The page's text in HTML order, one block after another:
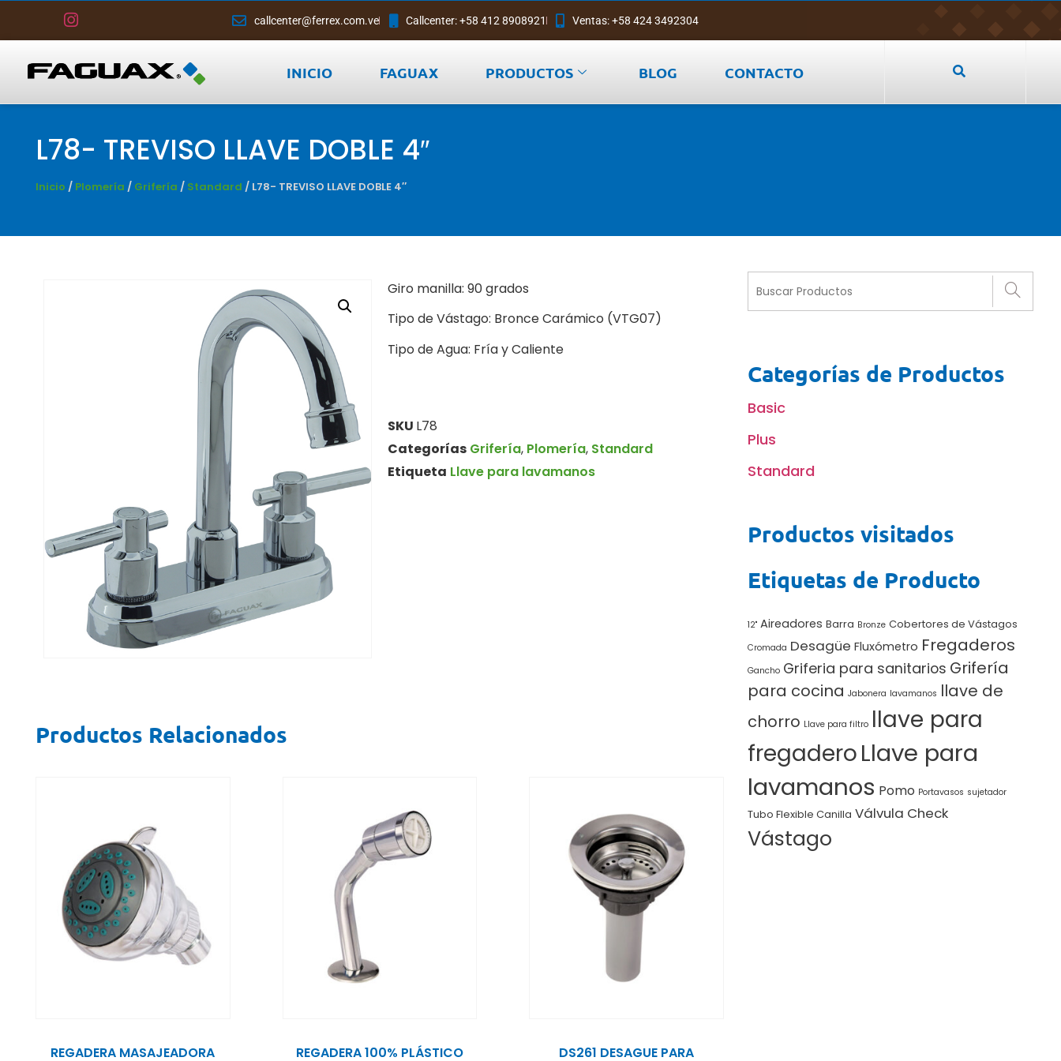
callcenter@ferrex.com.ve Callcenter: +58 412 8908921 Ventas: +58 424 3492304
INICIO FAGUAX PRODUCTOS BLOG CONTACTO
L78- TREVISO LLAVE DOBLE 4″
Inicio / Plomería / Grifería / Standard / L78- TREVISO LLAVE DOBLE 4″
Giro manilla: 90 grados
Tipo de Vástago: Bronce Carámico (VTG07)
Tipo de Agua: Fría y Caliente
SKU L78
Categorías Grifería, Plomería, Standard
Etiqueta Llave para lavamanos
Productos Relacionados
REGADERA MASAJEADORA
REGADERA 100% PLÁSTICO
DS261 DESAGUE PARA
Categorías de Productos
Basic
Plus
Standard
Productos visitados
Etiquetas de Producto
12" Aireadores Barra Bronze Cobertores de Vástagos
Cromada Desagüe Fluxómetro Fregaderos
Gancho Griferia para sanitarios Grifería
para cocina Jabonera lavamanos llave de
chorro Llave para filtro llave para
fregaderoLlave para
lavamanos Pomo Portavasos sujetador
Tubo Flexible Canilla Válvula Check
Vástago